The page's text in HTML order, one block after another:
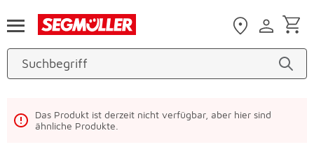
Das Produkt ist derzeit nicht verfügbar, aber hier sind
ähnliche Produkte.